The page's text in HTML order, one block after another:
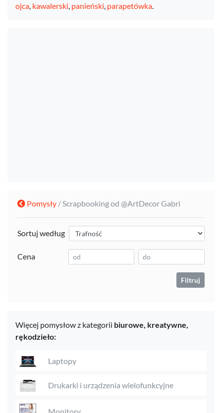
ojca, kawalerski, panieński, parapetówka.
Pomysły / Scrapbooking od @ArtDecor Gabri
Sortuj według
Cena
Filtruj
Więcej pomysłow z kategorii biurowe, kreatywne,
rękodzieło:
Laptopy
Drukarki i urządzenia wielofunkcyjne